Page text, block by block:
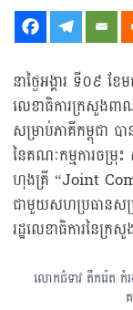
នាថ្ងៃអង្គារ ទី០៩ ខ
លេខាធិការក្រសួងពា
សម្រាប់ភាគីកម្ពុជា
នៃគណៈកម្មការចម្រុះ
ហុងគ្រី “Joint
ជាមួយសហប្រធានស
រដ្ឋលេខាធិការនៃក្
លោកជំទាវ តឹករ៉េត កំ